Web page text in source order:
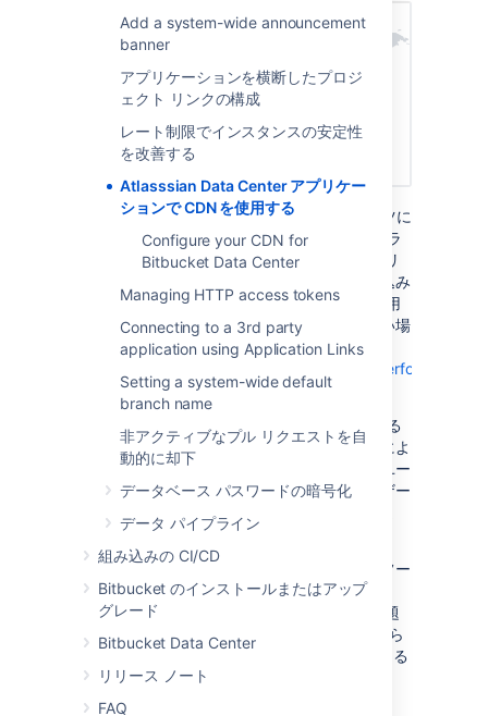
Add a system-wide announcement
banner
アプリケーションを横断したプロジ
ェクト リンクの構成
レート制限でインスタンスの安定性
を改善する
Atlasssian Data Center アプリケー
ションで CDN を使用する
Configure your CDN for
Bitbucket Data Center
Managing HTTP access tokens
Connecting to a 3rd party
application using Application Links
Setting a system-wide default
branch name
非アクティブなプル リクエストを自
動的に却下
データベース パスワードの暗号化
データ パイプライン
組み込みの CI/CD
Bitbucket のインストールまたはアップ
グレード
Bitbucket Data Center
リリース ノート
FAQ
たとえば、サーバー (origin サーバー) がドイツに
ある場合、CDN を使用して静的アセットをブラ
ジルのエッジ サーバーから提供することで、リ
オデジャネイロのユーザーによるページ読み込み
時間を最大 50 % も改善できます。CDN の利用
経験がなく、機能の仕組みの詳細を確認したい場
合は、CloudFlare の提供するガイド
https://www.cloudflare.com/learning/cdn/performance/
をご参照ください。
CDN を使用してもアプリが本質的に高速化する
わけではない点にご注意ください。この機能によ
って、クラスターの負荷が軽減され、一部のユー
ザーが経験する遅延が短縮されるため、ユーザー
によってはページの読み込み時間が短縮されま
す。
ポーランドのグダニスクにある社内のドッグフー
ディング インスタンスでテストしたところ、
CDN を有効にすると Jira Data Center の [課題
を表示] アクションの応答時間は、米国東部から
アクセスするユーザーのほうが約 50 % 速くなる
ことがわかりました。